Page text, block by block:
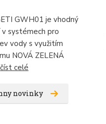
GWH01 je vhodný
systémech pro
vody s využitím
NOVÁ ZELENÁ
číst celé
novinky